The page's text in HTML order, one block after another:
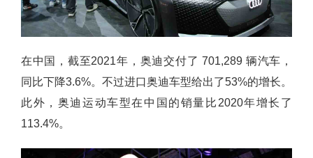
在中国，截至2021年，奥迪交付了 701,289 辆汽车，
同比下降3.6%。不过进口奥迪车型给出了53%的增长。
此外，奥迪运动车型在中国的销量比2020年增长了
113.4%。